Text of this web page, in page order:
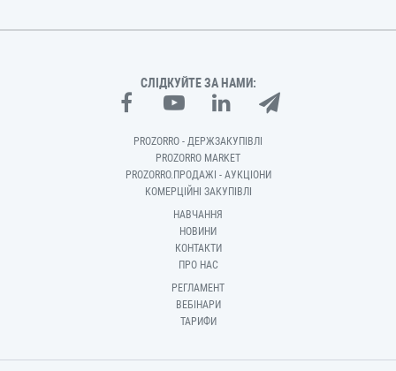
СЛІДКУЙТЕ ЗА НАМИ:
PROZORRO - ДЕРЖЗАКУПІВЛІ
PROZORRO MARKET
PROZORRO.ПРОДАЖІ - АУКЦІОНИ
КОМЕРЦІЙНІ ЗАКУПІВЛІ
НАВЧАННЯ
НОВИНИ
КОНТАКТИ
ПРО НАС
РЕГЛАМЕНТ
ВЕБІНАРИ
ТАРИФИ